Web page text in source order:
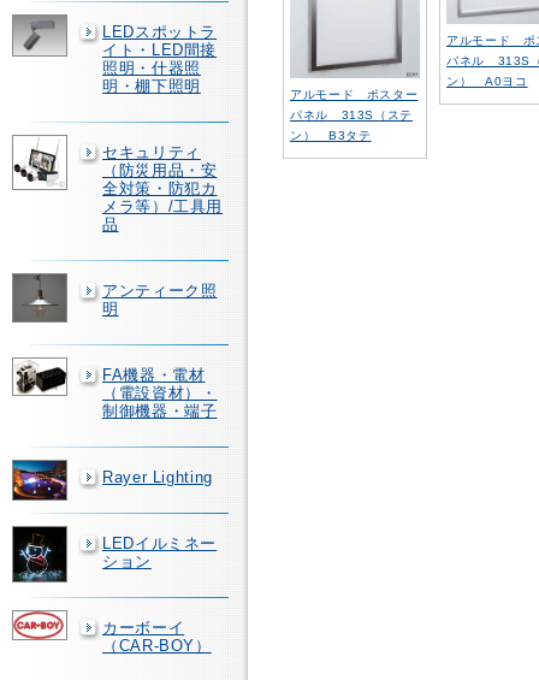
LEDスポットラ
イト・LED間接
照明・什器照
明・棚下照明
セキュリティ
（防災用品・安
全対策・防犯カ
メラ等）/工具用
品
アンティーク照
明
FA機器・電材
（電設資材）・
制御機器・端子
Rayer Lighting
LEDイルミネー
ション
カーボーイ
（CAR-BOY）
アルモード ポスター
パネル 313S（ステ
ン） B3タテ
アルモード ポ
パネル 313S
ン） A0ヨコ